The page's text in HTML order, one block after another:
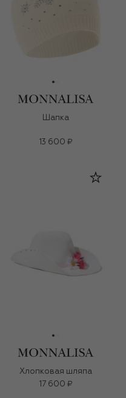
Шапка
13 600 ₽
Хлопковая шляпа
17 600 ₽